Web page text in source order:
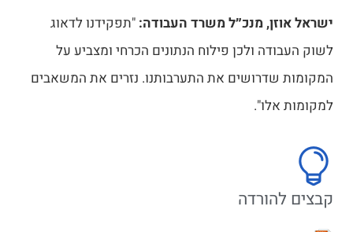
ישראל אוזן, מנכ״ל משרד העבודה: "תפקידנו לדאוג
לשוק העבודה ולכן פילוח הנתונים הכרחי ומצביע על
המקומות שדרושים את התערבותנו. נזרים את המשאבים
למקומות אלו".
קבצים להורדה